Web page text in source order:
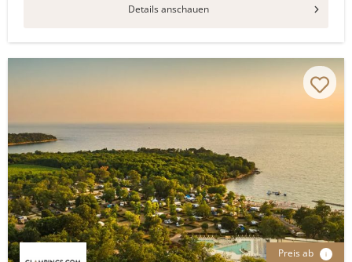
Details anschauen
Preis ab i